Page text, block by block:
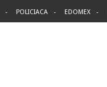
POLICIACA EDOMEX